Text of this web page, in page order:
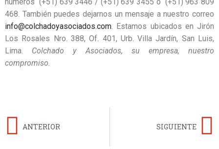
números (+51) 639 3446 / (+51) 639 3455 o (+51) 963 809
468. También puedes dejarnos un mensaje a nuestro correo
info@colchadoyasociados.com. Estamos ubicados en Jirón
Los Rosales Nro. 388, Of. 401, Urb. Villa Jardín, San Luis,
Lima. Colchado y Asociados, su empresa, nuestro
compromiso.
ANTERIOR SIGUIENTE